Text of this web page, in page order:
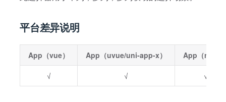
平台差异说明
App（vue） App（uvue/uni-app-x） App（nvue
√ √ √